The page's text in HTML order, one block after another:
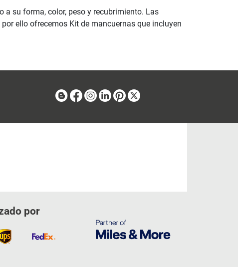
a su forma, color, peso y recubrimiento. Las
ello ofrecemos Kit de mancuernas que incluyen
BlogFacebook
Instagram
LinkedinPinterest
por